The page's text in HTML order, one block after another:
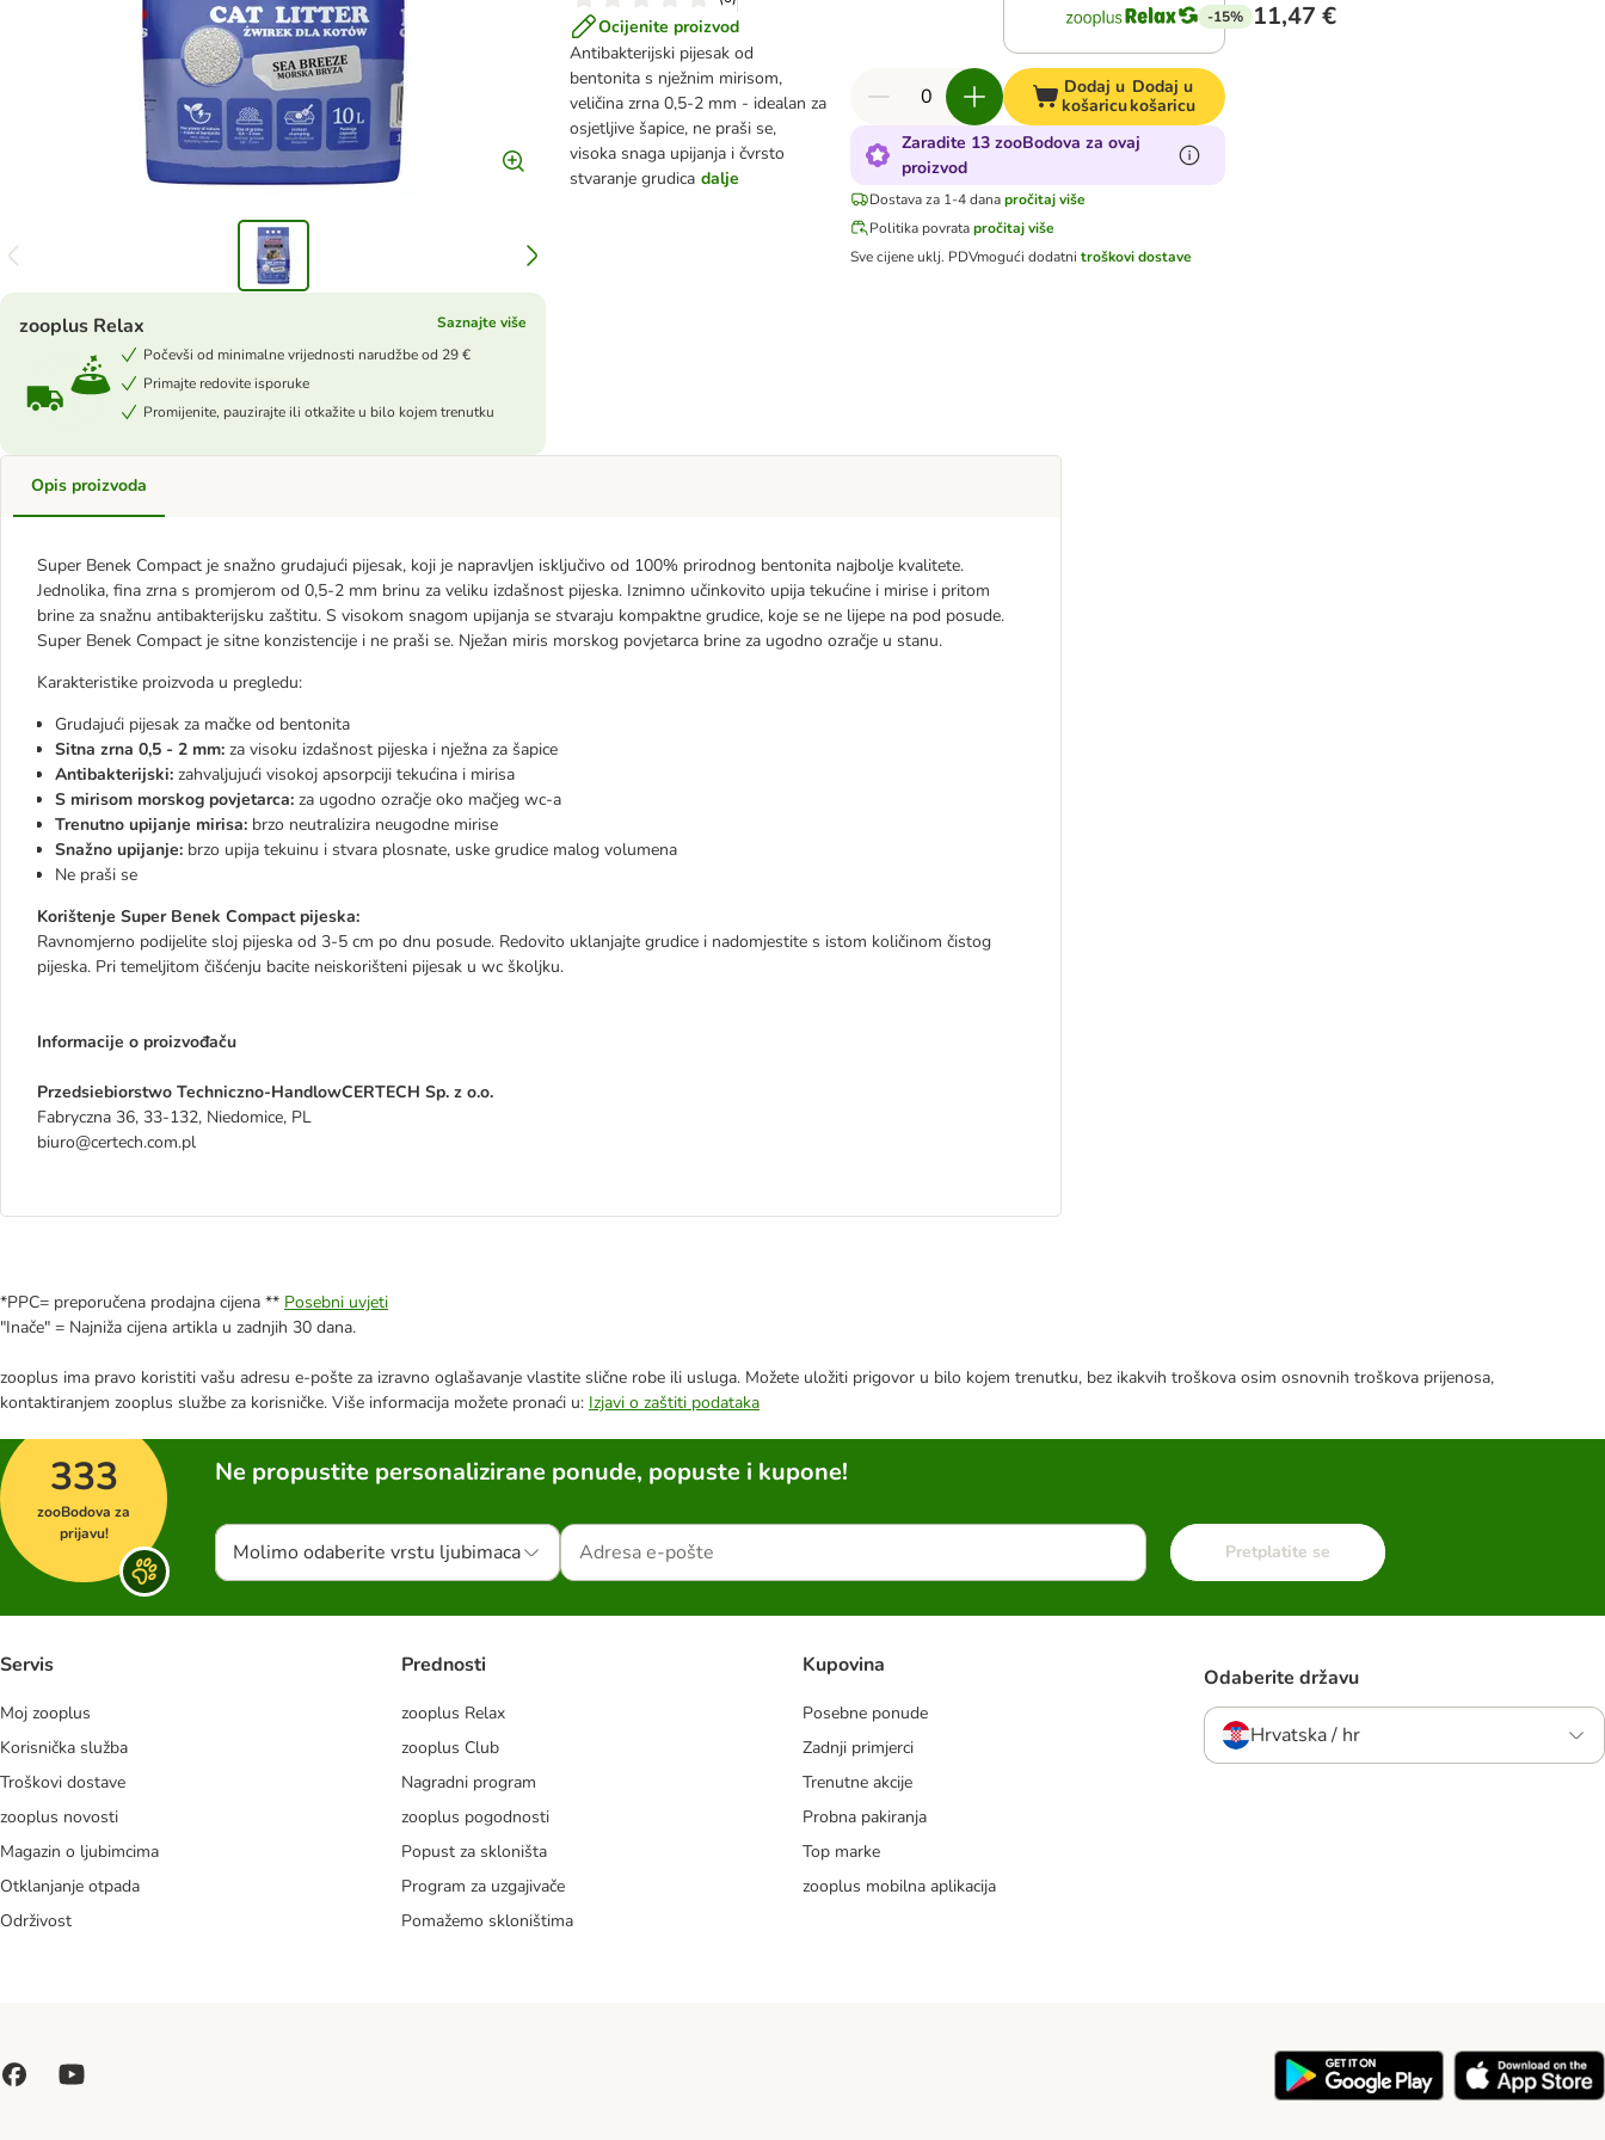
Ocijenite proizvod
Antibakterijski pijesak od
bentonita s nježnim mirisom,
veličina zrna 0,5-2 mm - idealan za
osjetljive šapice, ne praši se,
visoka snaga upijanja i čvrsto
stvaranje grudica dalje
zooplus Relax
Saznajte više
Počevši od minimalne vrijednosti narudžbe od 29 €
Primajte redovite isporuke
Promijenite, pauzirajte ili otkažite u bilo kojem trenutku
-15% 11,47 €
Dodaj u
košaricu
Dodaj u
košaricu
Zaradite 13 zooBodova za ovaj
proizvod
Dostava za 1-4 danapročitaj više
Politika povratapročitaj više
Sve cijene uklj. PDVmogući dodatni troškovi dostave
Opis proizvoda
Super Benek Compact je snažno grudajući pijesak, koji je napravljen isključivo od 100% prirodnog bentonita najbolje kvalitete.
Jednolika, fina zrna s promjerom od 0,5-2 mm brinu za veliku izdašnost pijeska. Iznimno učinkovito upija tekućine i mirise i pritom
brine za snažnu antibakterijsku zaštitu. S visokom snagom upijanja se stvaraju kompaktne grudice, koje se ne lijepe na pod posude.
Super Benek Compact je sitne konzistencije i ne praši se. Nježan miris morskog povjetarca brine za ugodno ozračje u stanu.
Karakteristike proizvoda u pregledu:
Grudajući pijesak za mačke od bentonita
Sitna zrna 0,5 - 2 mm: za visoku izdašnost pijeska i nježna za šapice
Antibakterijski: zahvaljujući visokoj apsorpciji tekućina i mirisa
S mirisom morskog povjetarca: za ugodno ozračje oko mačjeg wc-a
Trenutno upijanje mirisa: brzo neutralizira neugodne mirise
Snažno upijanje: brzo upija tekuinu i stvara plosnate, uske grudice malog volumena
Ne praši se
Korištenje Super Benek Compact pijeska:
Ravnomjerno podijelite sloj pijeska od 3-5 cm po dnu posude. Redovito uklanjajte grudice i nadomjestite s istom količinom čistog
pijeska. Pri temeljitom čišćenju bacite neiskorišteni pijesak u wc školjku.
Informacije o proizvođaču
Przedsiebiorstwo Techniczno-HandlowCERTECH Sp. z o.o.
Fabryczna 36, 33-132, Niedomice, PL
biuro@certech.com.pl
*PPC= preporučena prodajna cijena ** Posebni uvjeti
"Inače" = Najniža cijena artikla u zadnjih 30 dana.
zooplus ima pravo koristiti vašu adresu e-pošte za izravno oglašavanje vlastite slične robe ili usluga. Možete uložiti prigovor u bilo kojem trenutku, bez ikakvih troškova osim osnovnih troškova prijenosa,
kontaktiranjem zooplus službe za korisničke. Više informacija možete pronaći u: Izjavi o zaštiti podataka
333
zooBodova za
prijavu!
Ne propustite personalizirane ponude, popuste i kupone!
Molimo odaberite vrstu ljubimaca Pretplatite se
Servis
Moj zooplus
Korisnička služba
Troškovi dostave
zooplus novosti
Magazin o ljubimcima
Otklanjanje otpada
Održivost
Prednosti
zooplus Relax
zooplus Club
Nagradni program
zooplus pogodnosti
Popust za skloništa
Program za uzgajivače
Pomažemo skloništima
Kupovina
Posebne ponude
Zadnji primjerci
Trenutne akcije
Probna pakiranja
Top marke
zooplus mobilna aplikacija
Odaberite državu
Hrvatska / hr